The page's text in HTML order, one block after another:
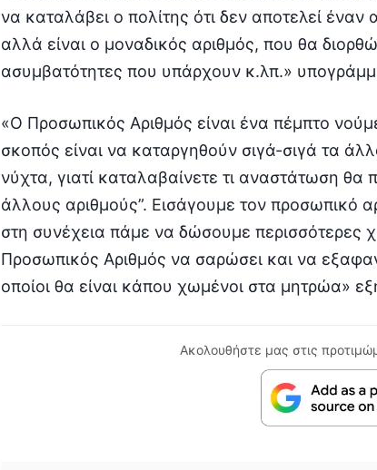
να καταλάβει ο πολίτης ότι δεν αποτελεί
αλλά είναι ο μοναδικός αριθμός, που θα
ασυμβατότητες που υπάρχουν κ.λπ.»
«Ο Προσωπικός Αριθμός είναι ένα πέμπτο
σκοπός είναι να καταργηθούν σιγά-σιγά τα
νύχτα, γιατί καταλαβαίνετε τι αναστάτωση
άλλους αριθμούς”. Εισάγουμε τον προσωπικό
στη συνέχεια πάμε να δώσουμε περισσότερες
Προσωπικός Αριθμός να σαρώσει και να
οποίοι θα είναι κάπου χωμένοι στα μητρώα»
Ακολουθήστε μας στις